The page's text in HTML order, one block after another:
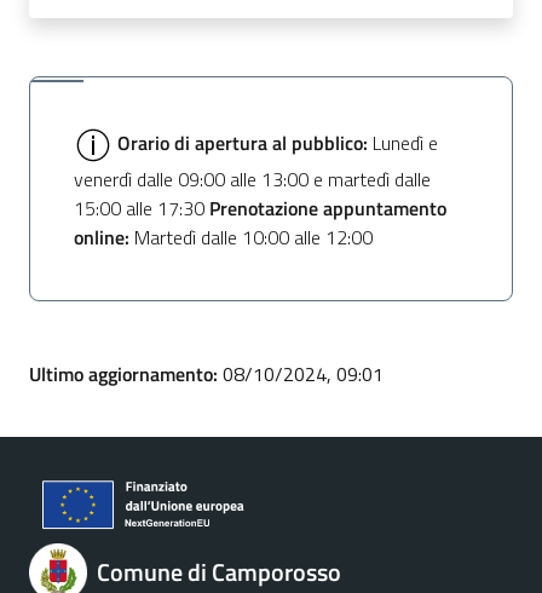
Orario di apertura al pubblico: Lunedì e
venerdì dalle 09:00 alle 13:00 e martedì dalle
15:00 alle 17:30 Prenotazione appuntamento
online: Martedì dalle 10:00 alle 12:00
Ultimo aggiornamento: 08/10/2024, 09:01
Comune di Camporosso